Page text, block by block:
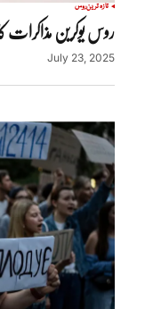
تازہ ترینروس
روس یوکرین مذاکرات
July 23, 2025